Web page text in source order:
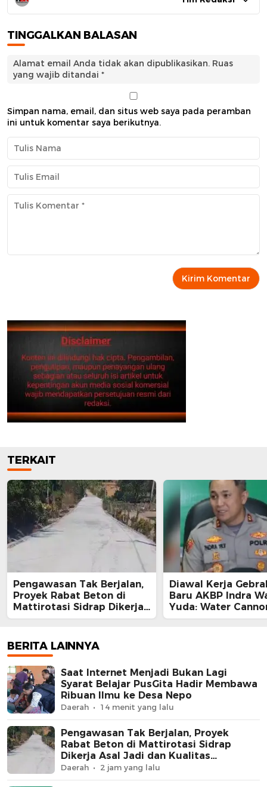
TINGGALKAN BALASAN
Alamat email Anda tidak akan dipublikasikan. Ruas
yang wajib ditandai *
Simpan nama, email, dan situs web saya pada peramban
ini untuk komentar saya berikutnya.
TERKAIT
Pengawasan Tak Berjalan,
Proyek Rabat Beton di
Mattirotasi Sidrap Dikerja
Asal Jadi dan Kualitas
Diawal Kerja
Baru AKBP Indra
Yuda: Water
Sidrap Disiapkan
BERITA LAINNYA
Saat Internet Menjadi Bukan Lagi
Syarat Belajar PusGita Hadir Membawa
Ribuan Ilmu ke Desa Nepo
Daerah 14 menit yang lalu
Pengawasan Tak Berjalan, Proyek
Rabat Beton di Mattirotasi Sidrap
Dikerja Asal Jadi dan Kualitas
Meragukan
Daerah 2 jam yang lalu